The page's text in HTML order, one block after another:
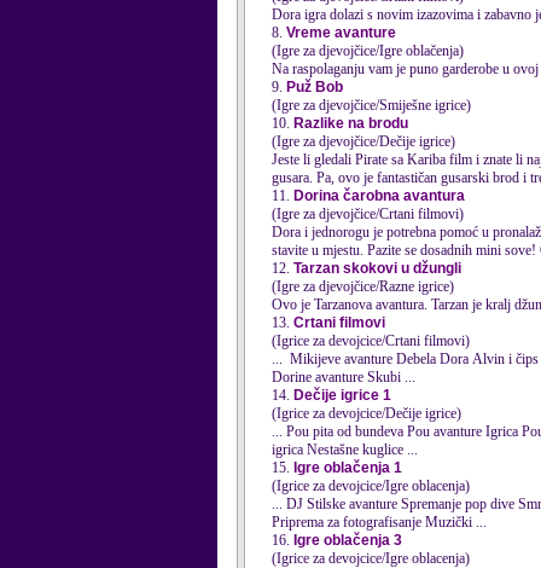
Dora igra dolazi s novim izazovima i zabavno
8. Vreme avanture
(Igre za djevojčice/Igre oblačenja)
Na raspolaganju vam je puno garderobe u
9. Puž Bob
(Igre za djevojčice/Smiješne igrice)
10. Razlike na brodu
(Igre za djevojčice/Dečije igrice)
Jeste li gledali Pirate sa Kariba film i znate li
gusara. Pa, ovo je fantastičan gusarski brod i
11. Dorina čarobna avantura
(Igre za djevojčice/Crtani filmovi)
Dora i jednorogu je potrebna pomoć u
stavite u mjestu. Pazite se dosadnih mini
12. Tarzan skokovi u džungli
(Igre za djevojčice/Razne igrice)
Ovo je Tarzanova avantura. Tarzan je kralj
13. Crtani filmovi
(Igrice za devojcice/Crtani filmovi)
... Mikijeve avanture
Dorine avanture Skubi ...
14. Dečije igrice 1
(Igrice za devojcice/Dečije igrice)
... Pou pita od bundeva Pou avanture
igrica Nestašne kuglice ...
15. Igre oblačenja 1
(Igrice za devojcice/Igre oblacenja)
... DJ Stilske avanture
Priprema za fotografisanje Muzički ...
16. Igre oblačenja 3
(Igrice za devojcice/Igre oblacenja)